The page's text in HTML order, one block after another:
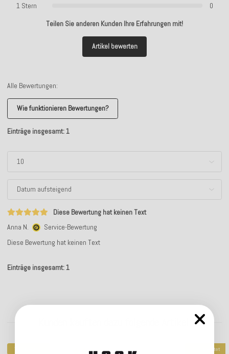
1 Stern
0
Teilen Sie anderen Kunden Ihre Erfahrungen mit!
Artikel bewerten
Alle Bewertungen:
Wie funktionieren Bewertungen?
Einträge insgesamt: 1
Diese Bewertung hat keinen Text
Anna N.
Service-Bewertung
Diese Bewertung hat keinen Text
Einträge insgesamt: 1
Top bewertet Top bewertet